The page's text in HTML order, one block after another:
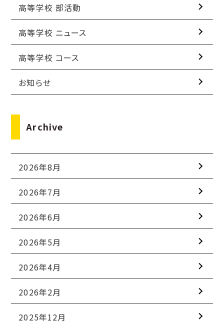
高等学校 部活動
高等学校 ニュース
高等学校 コース
お知らせ
Archive
2026年8月
2026年7月
2026年6月
2026年5月
2026年4月
2026年2月
2025年12月